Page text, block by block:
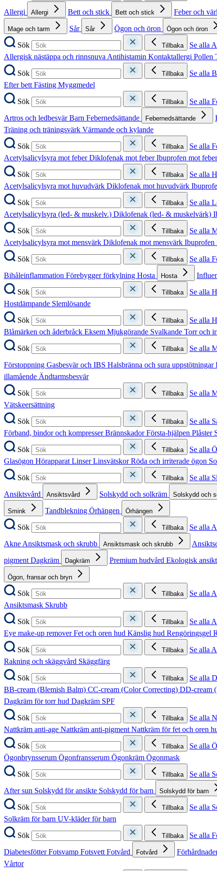
Allergi Allergi Bett och stick Bett och stick Feber och
Mage och tarm Sår Sår Ögon och öron Ögon och öron
Sök Tillbaka
Se alla
Allergisk nästäppa och rinnsnuva Antihistamin Kontaktallergi Pollen
Sök
Tillbaka
Se alla
Efter bett Fästing Myggmedel
Sök
Tillbaka
Se alla
Artros och ledbesvärBarn Febernedsättande Febernedsättande
Träning och träningsvärk Värmande och kylande
Sök
Tillbaka
Se alla
Acetylsalicylsyra mot feberDiklofenak mot feberIbuprofen mot
Sök
Tillbaka
Se alla
Acetylsalicylsyra mot huvudvärk Diklofenak mot huvudvärk
Sök
Tillbaka
Se alla
Acetylsalicylsyra (led- & muskelv.) Diklofenak (led- & muskelvärk)
Sök
Tillbaka
Se alla
Acetylsalicylsyra mot mensvärk Diklofenak mot mensvärk Ibuprofen
Sök
Tillbaka
Se alla
Bihåleinflammation Förebygger förkylning Hosta Hosta
Sök
Tillbaka
Se alla
Hostdämpande Slemlösande
Sök
Tillbaka
Se alla
Blåmärken och åderbråck Eksem Mjukgörande Svalkande Torr och
Sök
Tillbaka
Se alla
Förstoppning Gasbesvär och IBS Halsbränna och sura uppstötningar
illamående Ändtarmsbesvär
Sök
Tillbaka
Se alla
Vätskeersättning
Sök
Tillbaka
Se alla
Förband, bindor och kompresserBrännskadorFörsta-hjälpen Plåster
Sök
Tillbaka
Se alla
Glasögon Hörapparat LinserLinsvätskorRöda och irriterade ögon
Sök
Tillbaka
Se alla
Ansiktsvård
Ansiktsvård Solskydd och solkräm Solskydd och
Smink Tandblekning Örhängen Örhängen
Sök Tillbaka
Se alla
Akne Ansiktsmask och skrubb Ansiktsmask och skrubb
pigment Dagkräm Dagkräm Premium hudvård Ekologisk
Ögon, fransar och bryn
Sök Tillbaka
Se alla
Ansiktsmask Skrubb
Sök
Tillbaka
Se alla
Eye make-up removerFet och oren hud Känslig hud Rengöringsgel
Sök
Tillbaka
Se alla
Rakning och skäggvård Skäggfärg
Sök
Tillbaka
Se alla
BB-cream (Blemish Balm) CC-cream (Color Correcting) DD-cream
Dagkräm för torr hud Dagkräm SPF
Sök
Tillbaka
Se alla
Nattkräm anti-age Nattkräm anti-pigment Nattkräm för fet och oren
Sök
Tillbaka
Se alla
Ögonbrynsserum Ögonfransserum Ögonkräm Ögonmask
Sök
Tillbaka
Se alla
After sun Solskydd för ansikte Solskydd för barn Solskydd för barn
Sök Tillbaka
Se alla
Solkräm för barn UV-kläder för barn
Sök
Tillbaka
Se alla
DiabetesfötterFotsvamp Fotsvett Fotvård Fotvård
Vårtor